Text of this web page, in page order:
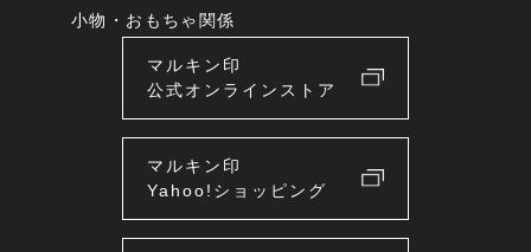
小物・おもちゃ関係
マルキン印
公式オンラインストア
マルキン印
Yahoo!ショッピング